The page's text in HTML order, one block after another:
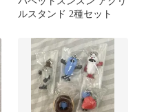
ルスタンド 2種セット